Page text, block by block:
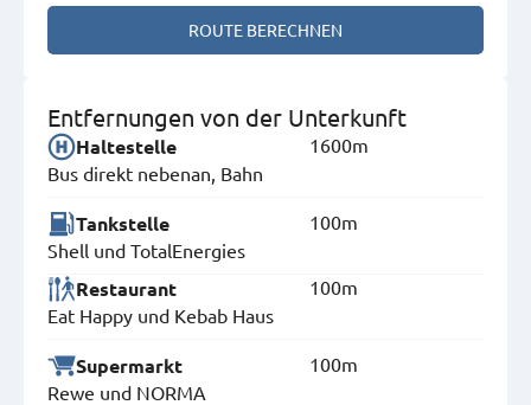
ROUTE BERECHNEN
Entfernungen von der Unterkunft
Haltestelle
Bus direkt nebenan, Bahn
1600m
Tankstelle
Shell und TotalEnergies
100m
Restaurant
Eat Happy und Kebab Haus
100m
Supermarkt
Rewe und NORMA
100m